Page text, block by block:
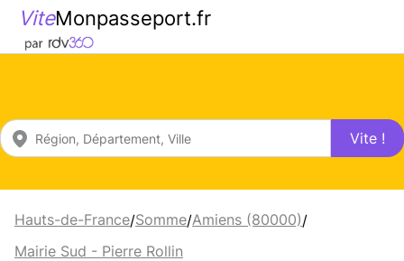
ViteMonpasseport.fr
Vite !
Hauts-de-France/Somme/Amiens (80000)/
Mairie Sud - Pierre Rollin